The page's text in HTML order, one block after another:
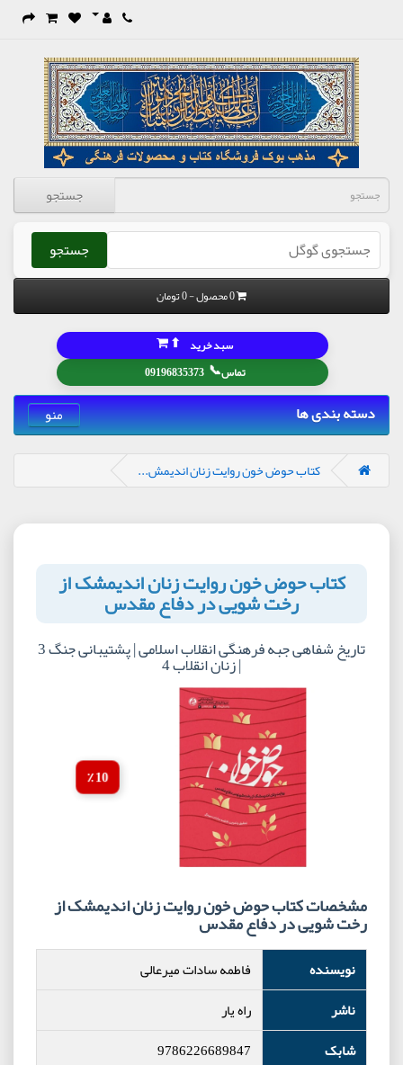
جستجو
جستجو
0 محصول - 0 تومان
تماس📞
09196835373
سبد خرید ⬆
دسته بندی ها منو
کتاب حوض خون روایت زنان اندیمش...
کتاب حوض خون روایت زنان اندیمشک از
رخت شویی در دفاع مقدس
تاریخ شفاهی جبه فرهنگی انقلاب اسلامی | پشتیبانی جنگ 3
| زنان انقلاب 4
10 ٪
مشخصات کتاب حوض خون روایت زنان اندیمشک از
رخت شویی در دفاع مقدس
نویسنده
فاطمه سادات میرعالی
ناشر
راه یار
شابک
9786226689847